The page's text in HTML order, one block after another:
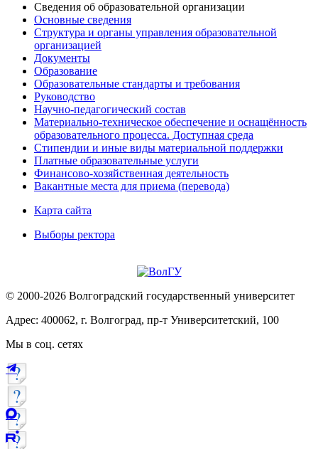
Сведения об образовательной организации
Основные сведения
Структура и органы управления образовательной
организацией
Документы
Образование
Образовательные стандарты и требования
Руководство
Научно-педагогический состав
Материально-техническое обеспечение и оснащённость
образовательного процесса. Доступная среда
Стипендии и иные виды материальной поддержки
Платные образовательные услуги
Финансово-хозяйственная деятельность
Вакантные места для приема (перевода)
Карта сайта
Выборы ректора
© 2000-2026 Волгоградский государственный университет
Адрес: 400062, г. Волгоград, пр-т Университетский, 100
Мы в соц. сетях